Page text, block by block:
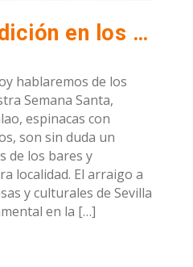
Sitios de tradición en los que probar los mejores platos de Vigilia
hablaremos de los
Semana Santa,
espinacas con
son sin duda un
de los bares y
localidad. El arraigo a
y culturales de Sevilla
en la […]